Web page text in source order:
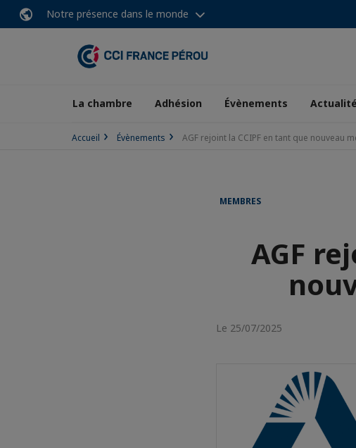
Notre présence dans le monde
La chambre Adhésion Évènements
Accueil Évènements AGF rejoint la CCIPF en tant que nouveau
MEMBRES
AGF
Le 25/07/2025